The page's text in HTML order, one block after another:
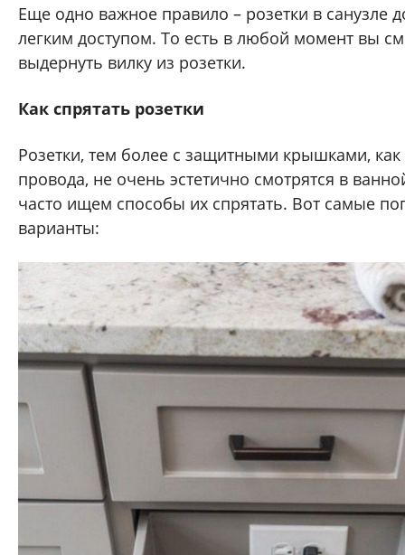
Еще одно важное правило – розетки в санузле
легким доступом. То есть в любой момент вы
выдернуть вилку из розетки.
Как спрятать розетки
Розетки, тем более с защитными крышками,
провода, не очень эстетично смотрятся в
часто ищем способы их спрятать. Вот самые
варианты: